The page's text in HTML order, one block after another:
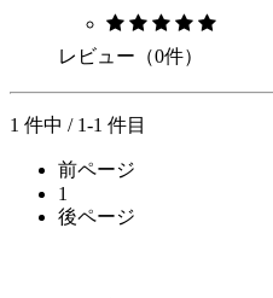
レビュー（0件）
1 件中 / 1-1 件目
前ページ
1
後ページ